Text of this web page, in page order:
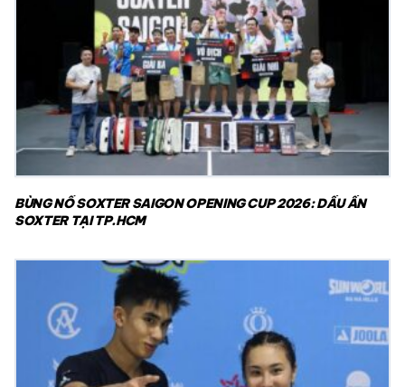
BÙNG NỔ SOXTER SAIGON OPENING CUP 2026: DẤU ẤN
SOXTER TẠI TP.HCM